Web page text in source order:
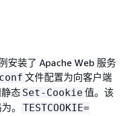
安装了 Apache Web 服务
文件配置为向客户端
态 Set-Cookie 值。该
。
TESTCOOKIE=